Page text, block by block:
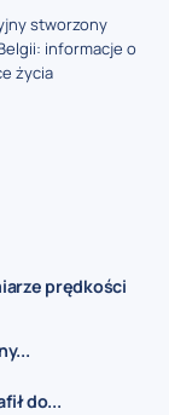
stworzony
informacje o
życia
prędkości
do...